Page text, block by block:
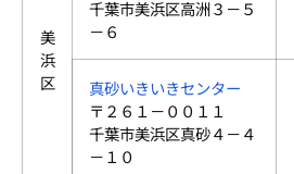
美
浜
区
千葉市美浜区高洲３－５
－６
真砂いきいきセンター
〒２６１－００１１
千葉市美浜区真砂４－４
－１０